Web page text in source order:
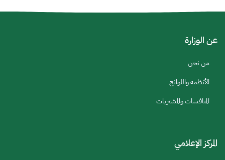
عن الوزارة
من نحن
الأنظمة واللوائح
المنافسات والمشتريات
المركز الإعلامي